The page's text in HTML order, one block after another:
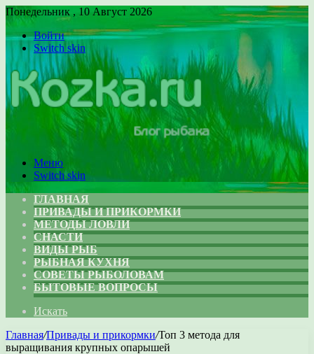
Понедельник , 10 Август 2026
Войти
Switch skin
Меню
Switch skin
ГЛАВНАЯ
ПРИВАДЫ И ПРИКОРМКИ
МЕТОДЫ ЛОВЛИ
СНАСТИ
ВИДЫ РЫБ
РЫБНАЯ КУХНЯ
СОВЕТЫ РЫБОЛОВАМ
БЫТОВЫЕ ВОПРОСЫ
Искать
Главная/Привады и прикормки/Топ 3 метода для
выращивания крупных опарышей